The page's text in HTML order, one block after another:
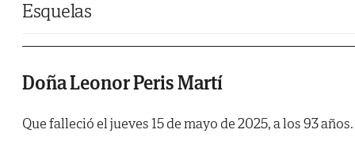
Esquelas
Doña Leonor Peris Martí
Que falleció el jueves 15 de mayo de 2025, a los 93 años.